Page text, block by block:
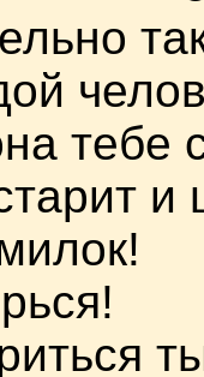
тебе
и